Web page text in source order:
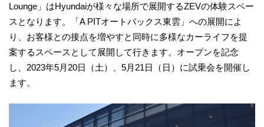
Lounge」はHyundaiが様々な場所で展開するZEVの体験スペー
スとなります。「A PITオートバックス東雲」への展開によ
り、お客様との接点を増やすと同時に多様なカーライフを提
案するスペースとして展開して行きます。オープンを記念
し、2023年5月20日（土）、5月21日（日）に試乗会を開催し
ます。